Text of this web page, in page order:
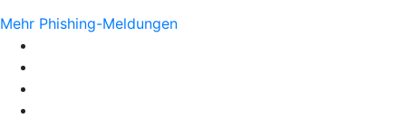
Mehr Phishing-Meldungen